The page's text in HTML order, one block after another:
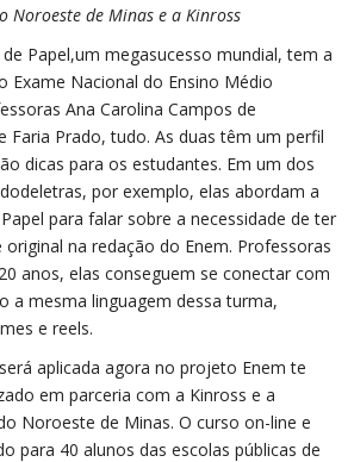
Noroeste de Minas e a Kinross
Papel,um megasucesso mundial, tem a
Exame Nacional do Ensino Médio
Ana Carolina Campos de
Faria Prado, tudo. As duas têm um perfil
dicas para os estudantes. Em um dos
por exemplo, elas abordam a
para falar sobre a necessidade de ter
na redação do Enem. Professoras
anos, elas conseguem se conectar com
a mesma linguagem dessa turma,
e reels.
aplicada agora no projeto Enem te
em parceria com a Kinross e a
Noroeste de Minas. O curso on-line e
para 40 alunos das escolas públicas de